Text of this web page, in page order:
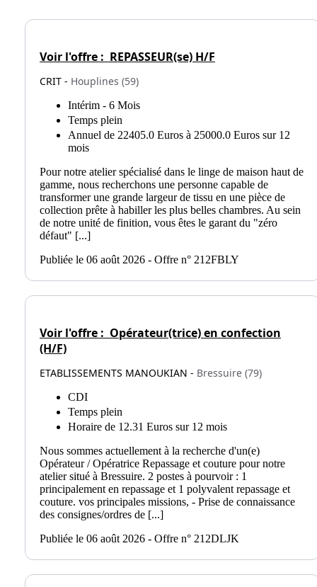
Voir l'offre : REPASSEUR(se) H/F
CRIT - Houplines (59)
Intérim - 6 Mois
Temps plein
Annuel de 22405.0 Euros à 25000.0 Euros sur 12
mois
Pour notre atelier spécialisé dans le linge de maison haut de
gamme, nous recherchons une personne capable de
transformer une grande largeur de tissu en une pièce de
collection prête à habiller les plus belles chambres. Au sein
de notre unité de finition, vous êtes le garant du "zéro
défaut" [...]
Publiée le 06 août 2026 - Offre n° 212FBLY
Voir l'offre : Opérateur(trice) en confection
(H/F)
ETABLISSEMENTS MANOUKIAN - Bressuire (79)
CDI
Temps plein
Horaire de 12.31 Euros sur 12 mois
Nous sommes actuellement à la recherche d'un(e)
Opérateur / Opératrice Repassage et couture pour notre
atelier situé à Bressuire. 2 postes à pourvoir : 1
principalement en repassage et 1 polyvalent repassage et
couture. vos principales missions, - Prise de connaissance
des consignes/ordres de [...]
Publiée le 06 août 2026 - Offre n° 212DLJK